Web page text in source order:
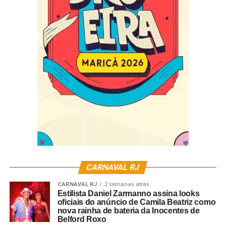
CARNAVAL RJ
CARNAVAL RJ 2 semanas atrás
Estilista Daniel Zarmanno assina looks
oficiais do anúncio de Camila Beatriz como
nova rainha de bateria da Inocentes de
Belford Roxo